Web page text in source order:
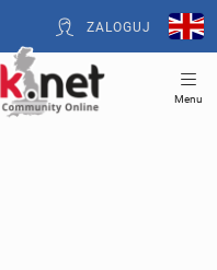
ZALOGUJ
Menu